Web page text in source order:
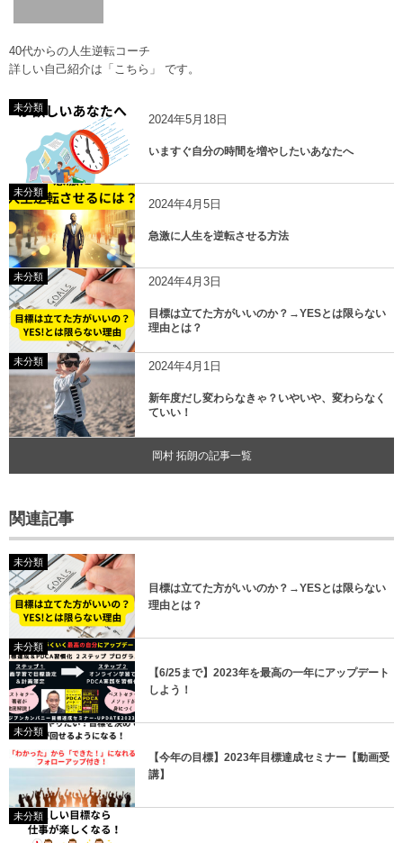
40代からの人生逆転コーチ
詳しい自己紹介は 「こちら」 です。
未分類
2024年5月18日
いますぐ自分の時間を増やしたいあなたへ
未分類
2024年4月5日
急激に人生を逆転させる方法
未分類 2024年4月3日
目標は立てた方がいいのか？→YESとは限らない
理由とは？
未分類 2024年4月1日
新年度だし変わらなきゃ？いやいや、変わらなく
ていい！
岡村 拓朗の記事一覧
関連記事
未分類
目標は立てた方がいいのか？→YESとは限らない
理由とは？
未分類
【6/25まで】2023年を最高の一年にアップデート
しよう！
未分類
【今年の目標】2023年目標達成セミナー【動画受
講】
未分類